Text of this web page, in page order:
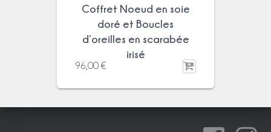
Coffret Noeud en soie
doré et Boucles
d’oreilles en scarabée
irisé
96,00€